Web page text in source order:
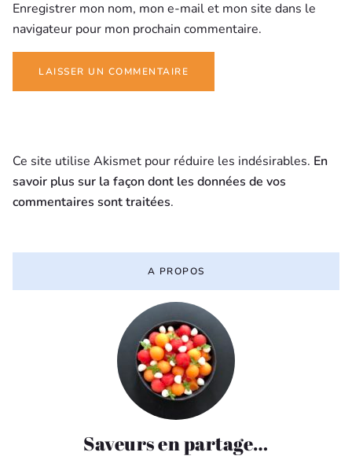
Enregistrer mon nom, mon e-mail et mon site dans le
navigateur pour mon prochain commentaire.
Ce site utilise Akismet pour réduire les indésirables. En
savoir plus sur la façon dont les données de vos
commentaires sont traitées.
A PROPOS
Saveurs en partage…